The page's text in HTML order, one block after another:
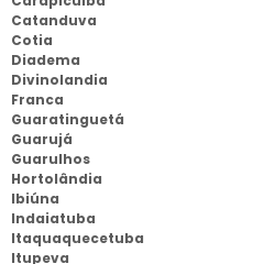
Catanduva
Cotia
Diadema
Divinolandia
Franca
Guaratinguetá
Guarujá
Guarulhos
Hortolândia
Ibiúna
Indaiatuba
Itaquaquecetuba
Itupeva